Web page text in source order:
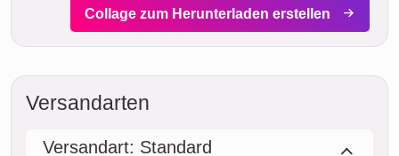
Collage zum Herunterladen erstellen
Versandarten
Versandart: Standard